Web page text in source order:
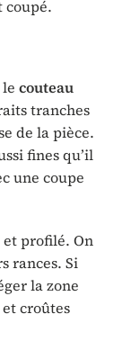
coupé.
lecouteau
tranches
de la pièce.
fines qu’il
une coupe
profilé. On
rances. Si
la zone
croûtes